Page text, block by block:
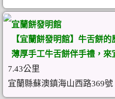
宜蘭餅發明館
【宜蘭餅發明館】牛舌餅
薄厚手工牛舌餅伴手禮，來
7.43公里
宜蘭縣蘇澳鎮海山西路369號